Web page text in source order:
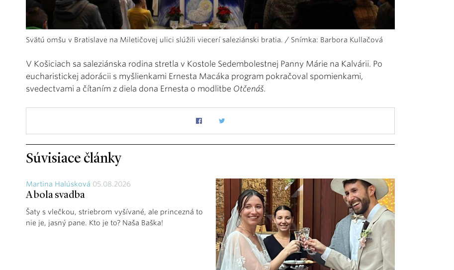
Svätú omšu v Bratislave na Miletičovej ulici slúžili viecerí saleziánski bratia. / Snímka: Barbora Kullačová
V Košiciach sa saleziánska rodina stretla v Kostole Sedembolestnej Panny Márie na Kalvárii. Po
eucharistickej adorácii s myšlienkami Ernesta Macáka program pokračoval spomienkami,
svedectvami a čítaním z diela dona Ernesta o modlitbe Otčenáš.
Súvisiace články
Martina Halúsková 05.08.2026
A bola svadba
Šaty s vlečkou, striebrom vyšívané, ale princezná to
nie je, jasný pane. Kto je to? Naša Baška!